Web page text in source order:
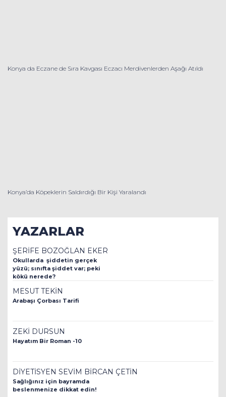
Konya da Eczane de Sıra Kavgası Eczacı Merdivenlerden Aşağı Atıldı
Konya’da Köpeklerin Saldırdığı Bir Kişi Yaralandı
YAZARLAR
ŞERİFE BOZOĞLAN EKER
Okullarda şiddetin gerçek
yüzü; sınıfta şiddet var; peki
kökü nerede?
MESUT TEKİN
Arabaşı Çorbası Tarifi
ZEKİ DURSUN
Hayatım Bir Roman -10
DİYETİSYEN SEVİM BİRCAN ÇETİN
Sağlığınız için bayramda
beslenmenize dikkat edin!